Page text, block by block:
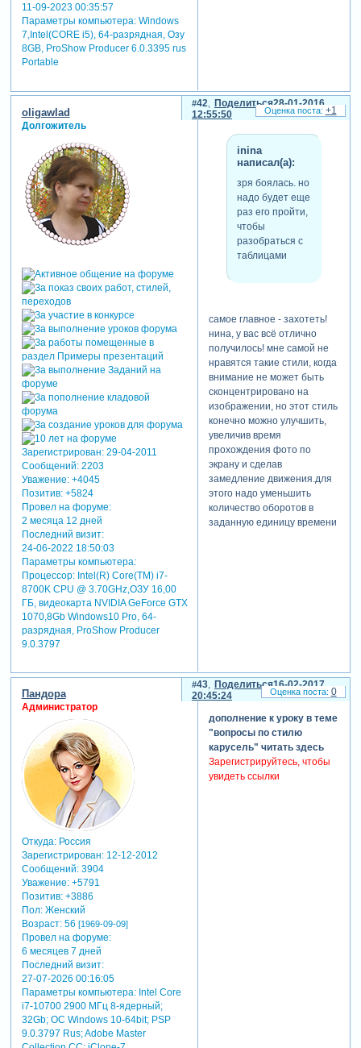
11-09-2023 00:35:57
Параметры компьютера:Windows
7,Intel(CORE i5), 64-разрядная, Озу
8GB, ProShow Producer 6.0.3395 rus
Portable
Поделиться
42
28-01-2016
12:55:50
oligawlad
Долгожитель
Зарегистрирован: 29-04-2011
Сообщений:2203
Уважение: +4045
Позитив: +5824
Провел на форуме:
2 месяца 12 дней
Последний визит:
24-06-2022 18:50:03
Параметры компьютера:
Процессор: Intel(R) Core(TM) i7-
8700K CPU @ 3.70GHz,ОЗУ 16,00
ГБ, видеокарта NVIDIA GeForce GTX
1070,8Gb Windows10 Pro, 64-
разрядная, ProShow Producer
9.0.3797
inina
написал(а):
зря боялась. но
надо будет еще
раз его пройти,
чтобы
разобраться с
таблицами
самое главное - захотеть!
нина, у вас всё отлично
получилось! мне самой не
нравятся такие стили, когда
внимание не может быть
сконцентрировано на
изображении, но этот стиль
конечно можно улучшить,
увеличив время
прохождения фото по
экрану и сделав
замедление движения.для
этого надо уменьшить
количество оборотов в
заданную единицу времени
+1
Поделиться
43
16-02-2017
20:45:24
Пандора
Администратор
Откуда:Россия
Зарегистрирован: 12-12-2012
Сообщений:3904
Уважение: +5791
Позитив: +3886
Пол:Женский
Возраст:56 [1969-09-09]
Провел на форуме:
6 месяцев 7 дней
Последний визит:
27-07-2026 00:16:05
Параметры компьютера:Intel Core
i7-10700 2900 МГц 8-ядерный;
32Gb; ОС Windows 10-64bit; PSP
9.0.3797 Rus; Adobe Master
дополнение к уроку в теме
"вопросы по стилю
карусель" читать здесь
Зарегистрируйтесь, чтобы
увидеть ссылки
0